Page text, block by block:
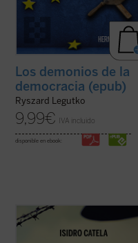
Los demonios de la
democracia (epub)
Ryszard Legutko
9,99€ IVA incluido
disponible en ebook:
El joven campesino austriaco, beato
Francisco Jägerstätter, fue uno de los
laicos que, en nombre de su conciencia de